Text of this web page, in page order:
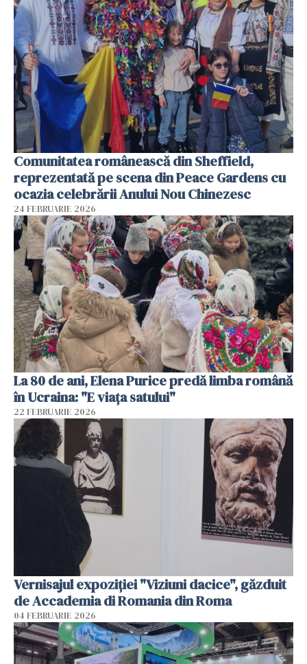
Comunitatea românească din Sheffield,
reprezentată pe scena din Peace Gardens cu
ocazia celebrării Anului Nou Chinezesc
24 FEBRUARIE 2026
La 80 de ani, Elena Purice predă limba română
în Ucraina: "E viața satului"
22 FEBRUARIE 2026
Vernisajul expoziției "Viziuni dacice", găzduit
de Accademia di Romania din Roma
04 FEBRUARIE 2026